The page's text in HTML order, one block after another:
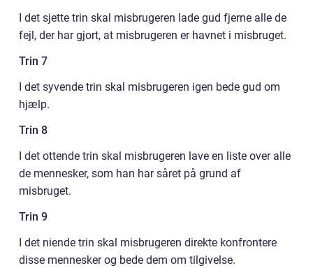
I det sjette trin skal misbrugeren lade gud fjerne alle de
fejl, der har gjort, at misbrugeren er havnet i misbruget.
Trin 7
I det syvende trin skal misbrugeren igen bede gud om
hjælp.
Trin 8
I det ottende trin skal misbrugeren lave en liste over alle
de mennesker, som han har såret på grund af
misbruget.
Trin 9
I det niende trin skal misbrugeren direkte konfrontere
disse mennesker og bede dem om tilgivelse.